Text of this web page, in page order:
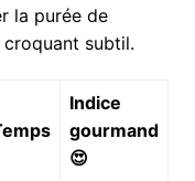
la purée de
subtil.
Indice
gourmand
😍